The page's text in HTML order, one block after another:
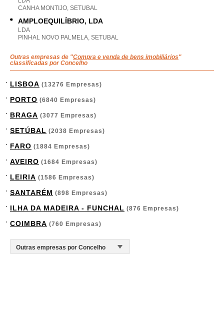
CANHA MONTIJO, SETUBAL
AMPLOEQUILÍBRIO, LDA
LDA
PINHAL NOVO PALMELA, SETUBAL
Outras empresas de "Compra e venda de bens imobiliários"
classificadas por Concelho
LISBOA (13276 Empresas)
PORTO (6840 Empresas)
BRAGA (3077 Empresas)
SETÚBAL (2038 Empresas)
FARO (1884 Empresas)
AVEIRO (1684 Empresas)
LEIRIA (1586 Empresas)
SANTARÉM (898 Empresas)
ILHA DA MADEIRA - FUNCHAL (876 Empresas)
COIMBRA (760 Empresas)